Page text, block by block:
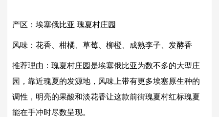
产区：埃塞俄比亚 瑰夏村庄园
风味：花香、柑橘、草莓、柳橙、成熟李子、发酵香
推荐理由：瑰夏村庄园是埃塞俄比亚为数不多的大型庄
园，靠近瑰夏的发源地，风味上带有更多埃塞原生种的
调性，明亮的果酸和淡花香让这款前街瑰夏村红标瑰夏
能在手冲时尽数呈现。